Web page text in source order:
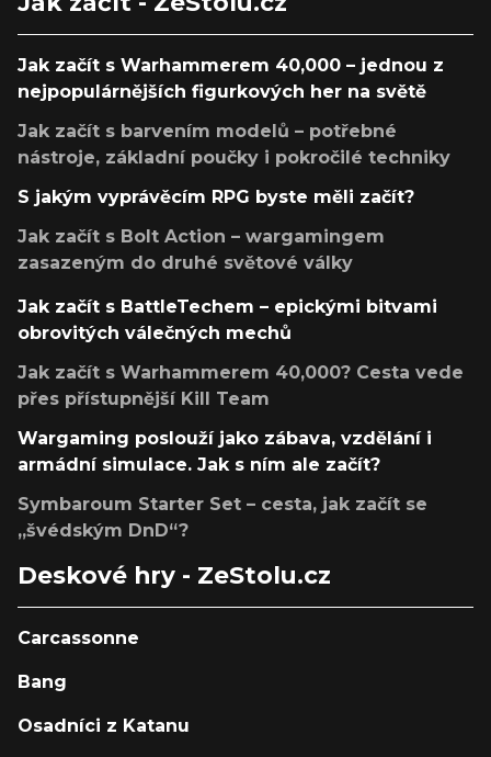
Jak začít s Warhammerem 40,000 – jednou z
nejpopulárnějších figurkových her na světě
Jak začít s barvením modelů – potřebné
nástroje, základní poučky i pokročilé techniky
S jakým vyprávěcím RPG byste měli začít?
Jak začít s Bolt Action – wargamingem
zasazeným do druhé světové války
Jak začít s BattleTechem – epickými bitvami
obrovitých válečných mechů
Jak začít s Warhammerem 40,000? Cesta vede
přes přístupnější Kill Team
Wargaming poslouží jako zábava, vzdělání i
armádní simulace. Jak s ním ale začít?
Symbaroum Starter Set – cesta, jak začít se
„švédským DnD“?
Deskové hry - ZeStolu.cz
Carcassonne
Bang
Osadníci z Katanu